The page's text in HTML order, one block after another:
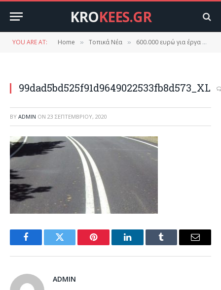
KROKEES.GR
YOU ARE AT: Home » Τοπικά Νέα » 600.000 ευρώ για έργα στο οδικό δίκτυο της Λακωνίας
99dad5bd525f91d9649022533fb8d573_XL
BY ADMIN ON 23 ΣΕΠΤΕΜΒΡΊΟΥ, 2020
FacebookTwitter Pinterest LinkedInTumblr Email
ADMIN